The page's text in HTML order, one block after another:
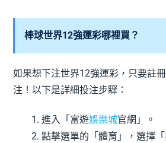
棒球世界12強運彩哪裡買？
如果想下注世界12強運彩，只要註
注！以下是詳細投注步驟：
進入「富遊娛樂城官網」。
點擊選單的「體育」，選擇「